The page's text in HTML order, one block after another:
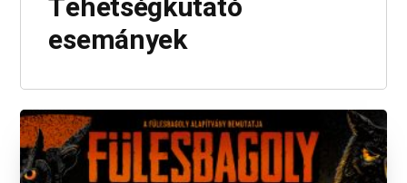
Tehetségkutató
esemányek